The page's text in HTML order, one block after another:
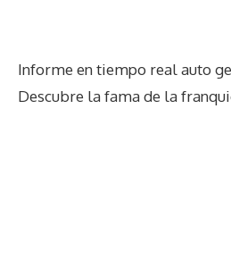
Informe en tiempo real auto
Descubre la fama de la